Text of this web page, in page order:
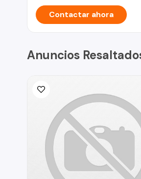
Contactar ahora
Anuncios